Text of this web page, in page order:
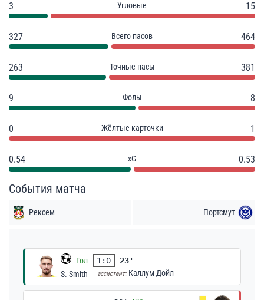
3 Угловые 15
327 Всего пасов 464
263 Точные пасы 381
9 Фолы 8
0 Жёлтые карточки 1
0.54 xG 0.53
События матча
Рексем Портсмут
Гол 1:0
23'
S. Smith
ассистент: Каллум Дойл